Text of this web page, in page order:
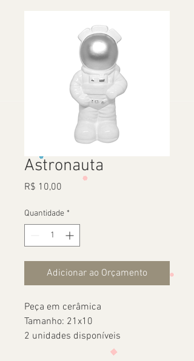
Astronauta
R$ 10,00
Quantidade *
Adicionar ao Orçamento
Peça em cerâmica
Tamanho: 21x10
2 unidades disponíveis